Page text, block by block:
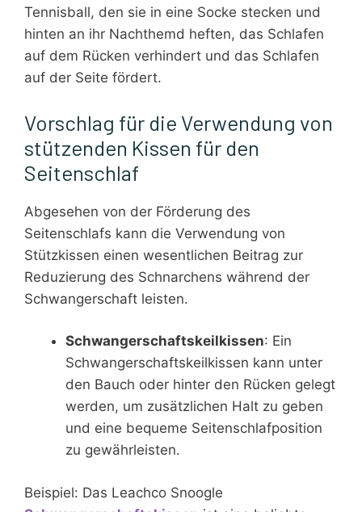
Tennisball, den sie in eine Socke stecken und
hinten an ihr Nachthemd heften, das Schlafen
auf dem Rücken verhindert und das Schlafen
auf der Seite fördert.
Vorschlag für die Verwendung von
stützenden Kissen für den
Seitenschlaf
Abgesehen von der Förderung des
Seitenschlafs kann die Verwendung von
Stützkissen einen wesentlichen Beitrag zur
Reduzierung des Schnarchens während der
Schwangerschaft leisten.
Schwangerschaftskeilkissen: Ein
Schwangerschaftskeilkissen kann unter
den Bauch oder hinter den Rücken gelegt
werden, um zusätzlichen Halt zu geben
und eine bequeme Seitenschlafposition
zu gewährleisten.
Beispiel: Das Leachco Snoogle